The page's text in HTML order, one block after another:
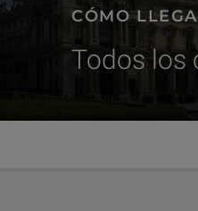
CÓMO
Todos los